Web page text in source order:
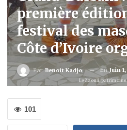
première
festival des
Côte d’Ivoire
ParBenoit Kadjo EnJuin
Le Zaouli, patrimoine
101